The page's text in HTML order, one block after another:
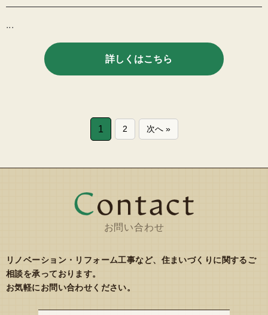
...
詳しくはこちら
1 2 次へ »
お問い合わせ
リノベーション・リフォーム工事など、住まいづくりに関するご
相談を承っております。
お気軽にお問い合わせください。